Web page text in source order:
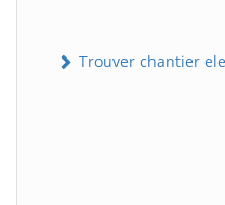
Trouver chantier